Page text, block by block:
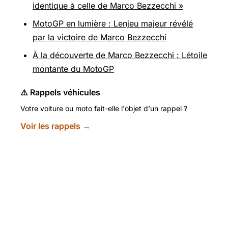
identique à celle de Marco Bezzecchi »
MotoGP en lumière : Lenjeu majeur révélé
par la victoire de Marco Bezzecchi
À la découverte de Marco Bezzecchi : Létoile
montante du MotoGP
⚠️ Rappels véhicules
Votre voiture ou moto fait-elle l'objet d'un rappel ?
Voir les rappels →